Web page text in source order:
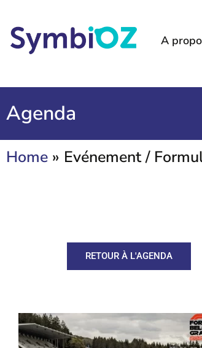
A
Agenda
Home » Evénement /
RETOUR À L'AGENDA